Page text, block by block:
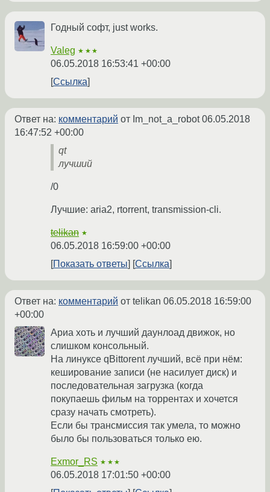
Годный софт, just works.
Valeg ★★★
06.05.2018 16:53:41 +00:00
Ссылка
Ответ на: комментарий от Im_not_a_robot06.05.2018
16:47:52 +00:00
qt
лучший
/0
Лучшие: aria2, rtorrent, transmission-cli.
telikan ★
06.05.2018 16:59:00 +00:00
Показать ответы
Ссылка
Ответ на: комментарий от telikan 06.05.2018 16:59:00
+00:00
Ариа хоть и лучший даунлоад движок, но
слишком консольный.
На линуксе qBittorent лучший, всё при нём:
кеширование записи (не насилует диск) и
последовательная загрузка (когда
покупаешь фильм на торрентах и хочется
сразу начать смотреть).
Если бы трансмиссия так умела, то можно
было бы пользоваться только ею.
Exmor_RS ★★★
06.05.2018 17:01:50 +00:00